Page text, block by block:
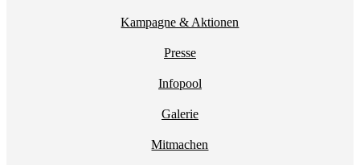
Kampagne & Aktionen
Presse
Infopool
Galerie
Mitmachen